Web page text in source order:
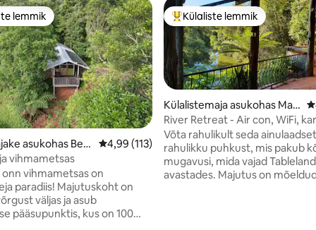
101 hinnangut
lemmik
lemmik
asukohas Beat
Keskmine hinnang 4,99/5, 113 hinnangut
4,99 (113)
vihmametsas
vihmametsas on
paradiis! Majutuskoht on
väljas ja asub
pääsupunktis, kus on 100
Külaliste suur lemmik
Külaliste lemmik
Külalistemaja asukohas Mala
nda
River Retreat - Air con, WiFi,
vaated!
Võta rahulikult seda
rahulikku puhkust, mis pakub
mugavusi, mida vajad
avastades. Majutus on